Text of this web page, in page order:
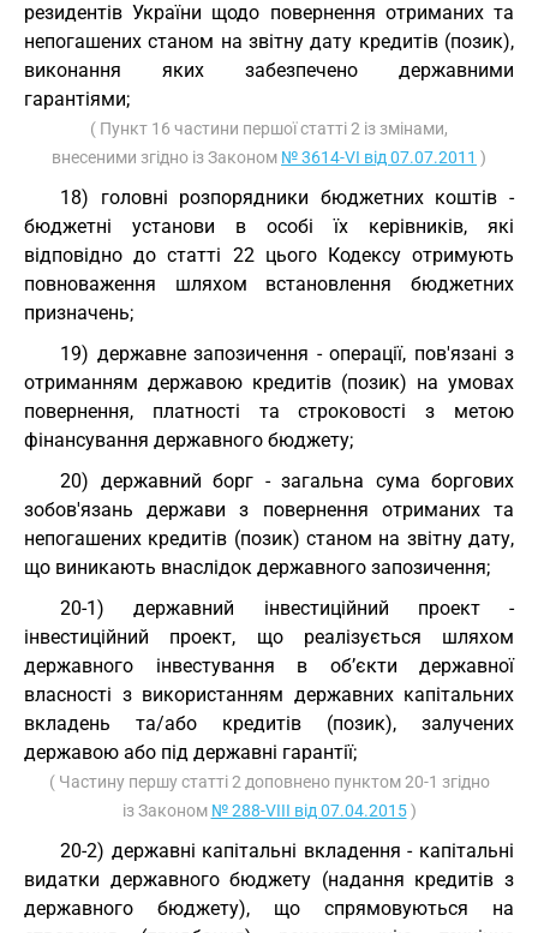
резидентів України щодо повернення отриманих та
непогашених станом на звітну дату кредитів (позик),
виконання яких забезпечено державними
гарантіями;
( Пункт 16 частини першої статті 2 із змінами,
внесеними згідно із Законом № 3614-VI від 07.07.2011 )
18) головні розпорядники бюджетних коштів -
бюджетні установи в особі їх керівників, які
відповідно до статті 22 цього Кодексу отримують
повноваження шляхом встановлення бюджетних
призначень;
19) державне запозичення - операції, пов'язані з
отриманням державою кредитів (позик) на умовах
повернення, платності та строковості з метою
фінансування державного бюджету;
20) державний борг - загальна сума боргових
зобов'язань держави з повернення отриманих та
непогашених кредитів (позик) станом на звітну дату,
що виникають внаслідок державного запозичення;
20-1) державний інвестиційний проект -
інвестиційний проект, що реалізується шляхом
державного інвестування в об’єкти державної
власності з використанням державних капітальних
вкладень та/або кредитів (позик), залучених
державою або під державні гарантії;
( Частину першу статті 2 доповнено пунктом 20-1 згідно
із Законом № 288-VIII від 07.04.2015)
20-2) державні капітальні вкладення - капітальні
видатки державного бюджету (надання кредитів з
державного бюджету), що спрямовуються на